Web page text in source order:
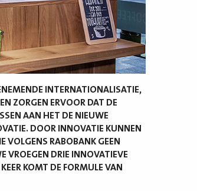
INTERNATIONALISATIE,
ZORGEN ERVOOR DAT DE
AAN HET DE NIEUWE
DOOR INNOVATIE KUNNEN
VOLGENS RABOBANK GEEN
VROEGEN DRIE INNOVATIEVE
KOMT DE FORMULE VAN